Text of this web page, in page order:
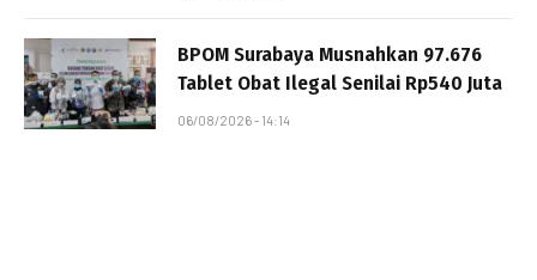
BPOM Surabaya Musnahkan 97.676
Tablet Obat Ilegal Senilai Rp540 Juta
06/08/2026 - 14:14